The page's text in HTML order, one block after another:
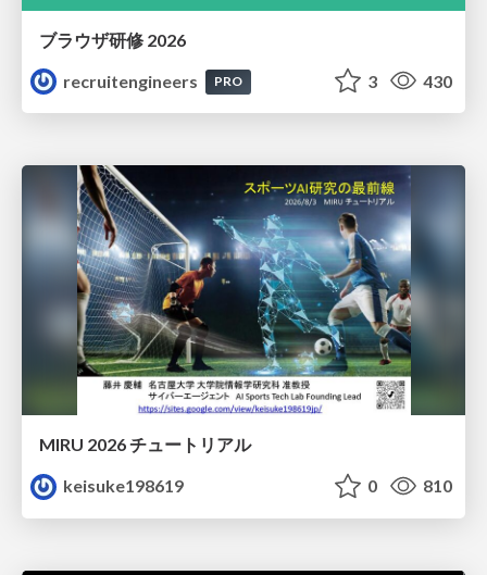
ブラウザ研修 2026
recruitengineers
PRO 3 430
MIRU 2026 チュートリアル
keisuke198619
0 810